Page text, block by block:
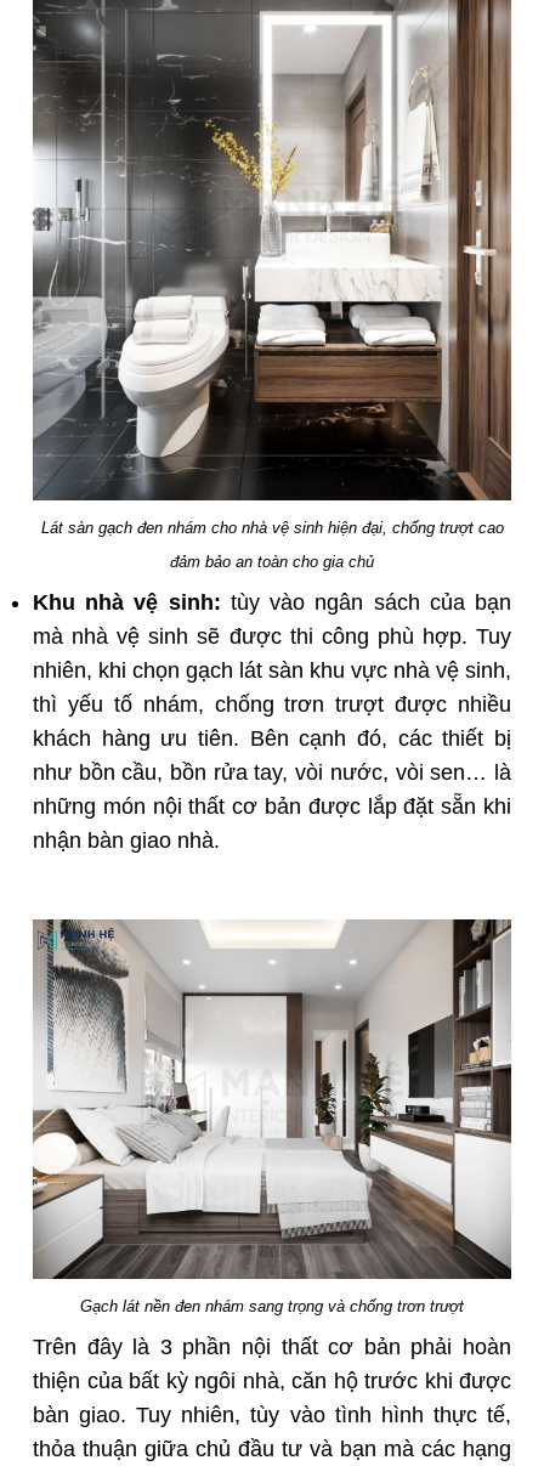
Lát sàn gạch đen nhám cho nhà vệ sinh hiện đại, chống trượt cao
đảm bảo an toàn cho gia chủ
Khu nhà vệ sinh: tùy vào ngân sách của bạn
mà nhà vệ sinh sẽ được thi công phù hợp. Tuy
nhiên, khi chọn gạch lát sàn khu vực nhà vệ sinh,
thì yếu tố nhám, chống trơn trượt được nhiều
khách hàng ưu tiên. Bên cạnh đó, các thiết bị
như bồn cầu, bồn rửa tay, vòi nước, vòi sen… là
những món nội thất cơ bản được lắp đặt sẵn khi
nhận bàn giao nhà.
Gạch lát nền đen nhám sang trọng và chống trơn trượt
Trên đây là 3 phần nội thất cơ bản phải hoàn
thiện của bất kỳ ngôi nhà, căn hộ trước khi được
bàn giao. Tuy nhiên, tùy vào tình hình thực tế,
thỏa thuận giữa chủ đầu tư và bạn mà các hạng